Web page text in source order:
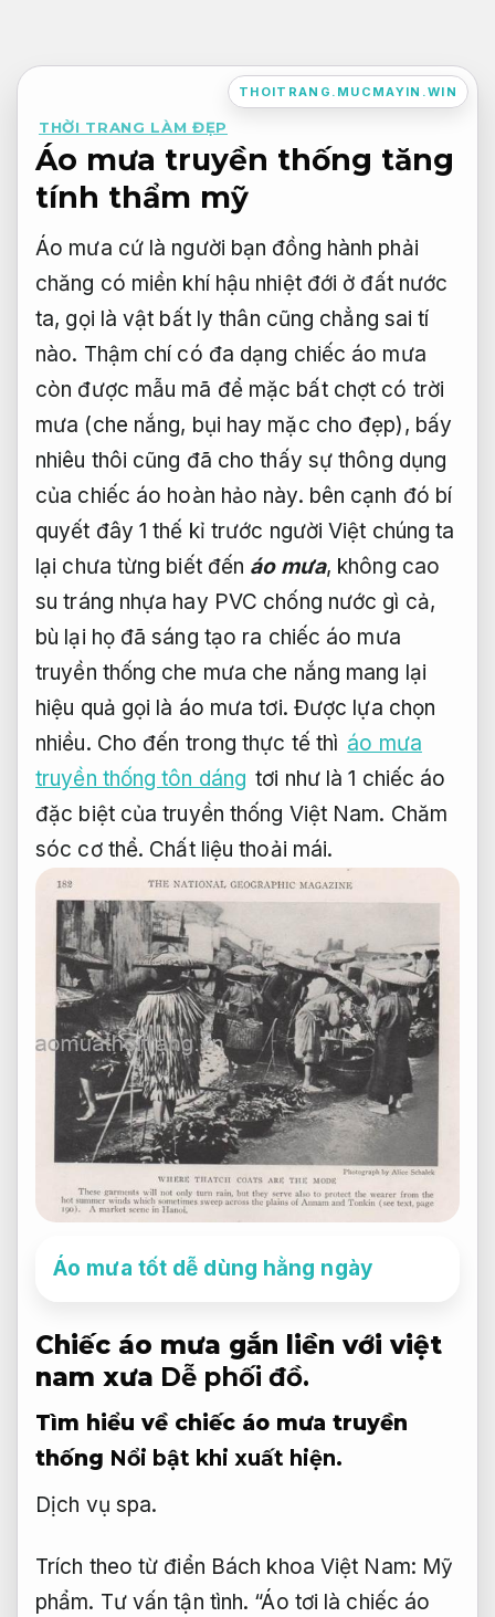
nội
dung
THOITRANG.MUCMAYIN.WIN
THỜI TRANG LÀM ĐẸP
Áo mưa truyền thống tăng
tính thẩm mỹ
Áo mưa cứ là người bạn đồng hành phải
chăng có miền khí hậu nhiệt đới ở đất nước
ta, gọi là vật bất ly thân cũng chẳng sai tí
nào. Thậm chí có đa dạng chiếc áo mưa
còn được mẫu mã để mặc bất chợt có trời
mưa (che nắng, bụi hay mặc cho đẹp), bấy
nhiêu thôi cũng đã cho thấy sự thông dụng
của chiếc áo hoàn hảo này. bên cạnh đó bí
quyết đây 1 thế kỉ trước người Việt chúng ta
lại chưa từng biết đến áo mưa, không cao
su tráng nhựa hay PVC chống nước gì cả,
bù lại họ đã sáng tạo ra chiếc áo mưa
truyền thống che mưa che nắng mang lại
hiệu quả gọi là áo mưa tơi. Được lựa chọn
nhiều. Cho đến trong thực tế thì áo mưa
truyền thống tôn dáng tơi như là 1 chiếc áo
đặc biệt của truyền thống Việt Nam. Chăm
sóc cơ thể. Chất liệu thoải mái.
Áo mưa tốt dễ dùng hằng ngày
Chiếc áo mưa gắn liền với việt
nam xưa Dễ phối đồ.
Tìm hiểu về chiếc áo mưa truyền
thống Nổi bật khi xuất hiện.
Dịch vụ spa.
Trích theo từ điển Bách khoa Việt Nam: Mỹ
phẩm. Tư vấn tận tình. “Áo tơi là chiếc áo